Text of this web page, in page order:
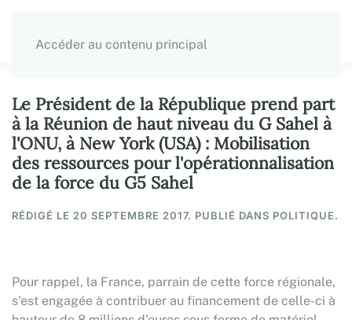
Accéder au contenu principal
Le Président de la République prend part
à la Réunion de haut niveau du G Sahel à
l'ONU, à New York (USA) : Mobilisation
des ressources pour l'opérationnalisation
de la force du G5 Sahel
RÉDIGÉ LE 20 SEPTEMBRE 2017. PUBLIÉ DANS POLITIQUE.
Pour rappel, la France, parrain de cette force régionale,
s'est engagée à contribuer au financement de celle-ci à